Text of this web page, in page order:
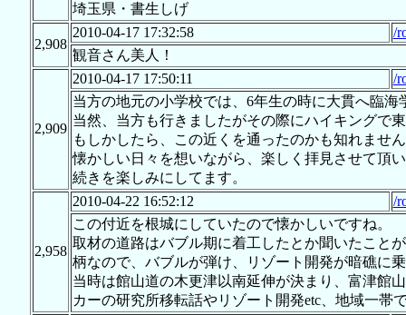
埼玉県・書生しげ
2,908
2010-04-17 17:32:58
/
観音さん美人！
2,909
2010-04-17 17:50:11
/
当方の地元の小学校では、6年生の時に大貫へ臨
当然、当方も行きましたがその際にハイキングで
もしかしたら、この近くを通ったのかも知れませ
懐かしい日々を想いながら、楽しく拝見させて頂
続きを楽しみにしてます。
2,958
2010-04-22 16:52:12
/
この付近を根城にしていたので懐かしいですね。
取材の道路はバブル期に着工したとか聞いたこと
柄なので、バブルが弾け、リゾート開発が暗礁に
当時は館山道の木更津以南延伸が決まり、富津館
カーの研究所移転話やリゾート開発etc、地域一帯